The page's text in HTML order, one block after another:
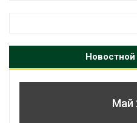
Май